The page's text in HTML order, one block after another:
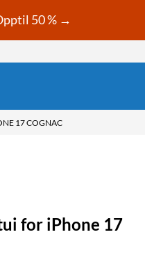
50 % →
17 COGNAC
for iPhone 17